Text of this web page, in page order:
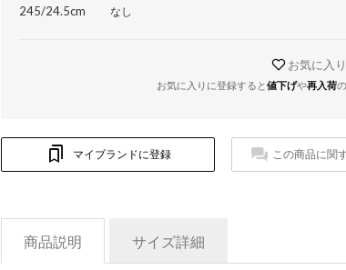
245/24.5cm なし
お気に入
お気に入りに登録すると値下げや再入荷
マイブランドに登録 この商品に関
商品説明 サイズ詳細